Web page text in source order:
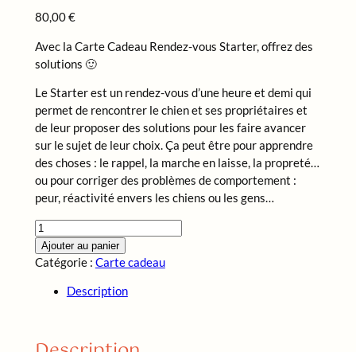
80,00€
Avec la Carte Cadeau Rendez-vous Starter, offrez des
solutions 🙂
Le Starter est un rendez-vous d’une heure et demi qui
permet de rencontrer le chien et ses propriétaires et
de leur proposer des solutions pour les faire avancer
sur le sujet de leur choix. Ça peut être pour apprendre
des choses : le rappel, la marche en laisse, la propreté…
ou pour corriger des problèmes de comportement :
peur, réactivité envers les chiens ou les gens…
quantité
de
Carte
Starter©
Ajouter au panier
Catégorie : Carte cadeau
Description